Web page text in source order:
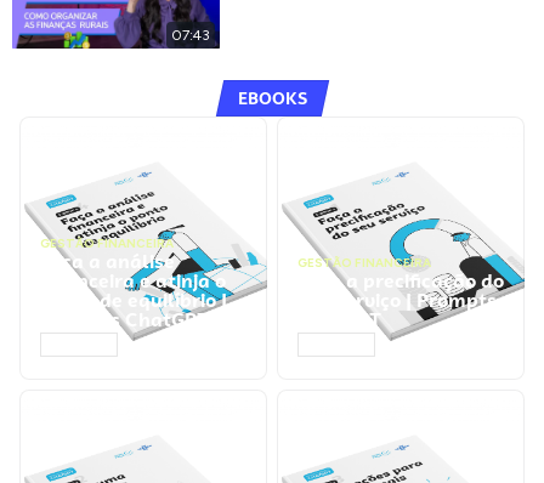
07:43
EBOOKS
GESTÃO FINANCEIRA
Faça a análise
financeira e atinja o
ponto de equilíbrio |
Prompts ChatGPT
GESTÃO FINANCEIRA
Faça a precificação do
seu serviço | Prompts
ChatGPT